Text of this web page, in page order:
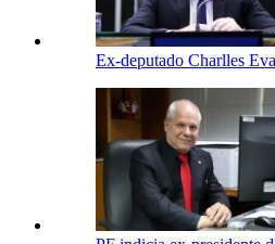
Ex-deputado Charlles